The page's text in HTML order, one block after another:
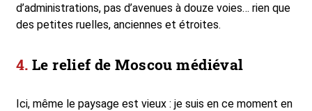
d’administrations, pas d’avenues à douze voies… rien que
des petites ruelles, anciennes et étroites.
Le relief de Moscou médiéval
Ici, même le paysage est vieux : je suis en ce moment en